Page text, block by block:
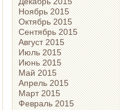
Ноябрь 2015
Октябрь 2015
Сентябрь 2015
Август 2015
Июль 2015
Июнь 2015
Май 2015
Апрель 2015
Март 2015
Февраль 2015